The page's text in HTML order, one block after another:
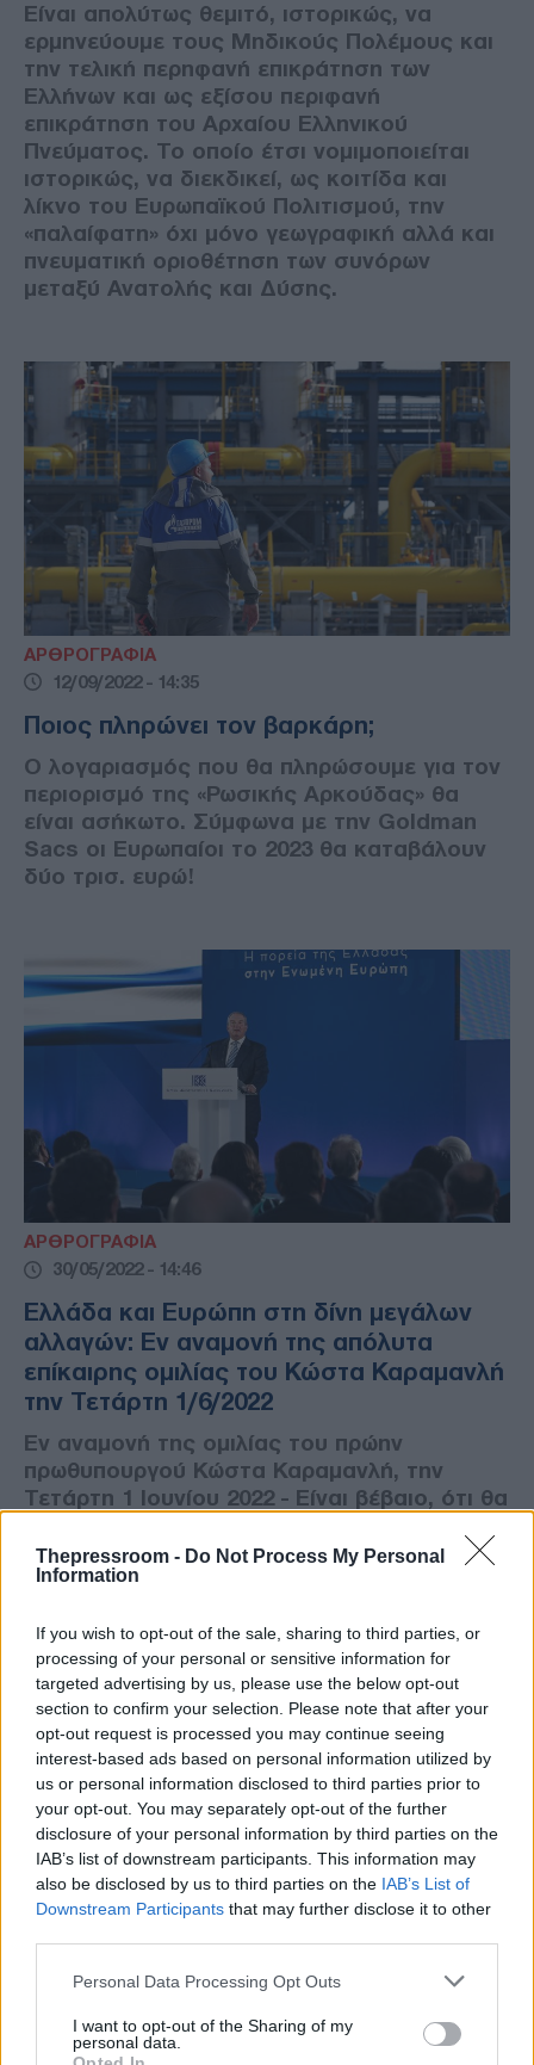
Thepressroom - Do Not Process My Personal
Information
If you wish to opt-out of the sale, sharing to third parties, or
processing of your personal or sensitive information for
targeted advertising by us, please use the below opt-out
section to confirm your selection. Please note that after your
opt-out request is processed you may continue seeing
interest-based ads based on personal information utilized by
us or personal information disclosed to third parties prior to
your opt-out. You may separately opt-out of the further
disclosure of your personal information by third parties on the
IAB’s list of downstream participants. This information may
also be disclosed by us to third parties on the IAB’s List of
Downstream Participants that may further disclose it to other
Please note that this website/app uses one or more Google
not limited to your visit or usage behaviour. You may click to
grant or deny consent to Google and its third-party tags to
Personal Data Processing Opt Outs
I want to opt-out of the Sharing of my
personal data.
Είναι απολύτως θεμιτό, ιστορικώς, να
ερμηνεύουμε τους Μηδικούς Πολέμους και
την τελική περηφανή επικράτηση των
Ελλήνων και ως εξίσου περιφανή
επικράτηση του Αρχαίου Ελληνικού
Πνεύματος. Το οποίο έτσι νομιμοποιείται
ιστορικώς, να διεκδικεί, ως κοιτίδα και
λίκνο του Ευρωπαϊκού Πολιτισμού, την
«παλαίφατη» όχι μόνο γεωγραφική αλλά και
πνευματική οριοθέτηση των συνόρων
μεταξύ Ανατολής και Δύσης.
ΑΡΘΡΟΓΡΑΦΙΑ
12/09/2022 - 14:35
Ποιος πληρώνει τον βαρκάρη;
Ο λογαριασμός που θα πληρώσουμε για τον
περιορισμό της «Ρωσικής Αρκούδας» θα
είναι ασήκωτο. Σύμφωνα με την Goldman
Sacs οι Ευρωπαίοι το 2023 θα καταβάλουν
δύο τρισ. ευρώ!
ΑΡΘΡΟΓΡΑΦΙΑ
30/05/2022 - 14:46
Ελλάδα και Ευρώπη στη δίνη μεγάλων
αλλαγών: Εν αναμονή της απόλυτα
επίκαιρης ομιλίας του Κώστα Καραμανλή
την Τετάρτη 1/6/2022
Εν αναμονή της ομιλίας του πρώην
πρωθυπουργού Κώστα Καραμανλή, την
Τετάρτη 1 Ιουνίου 2022 - Είναι βέβαιο, ότι θα
επιχειρημάτων, απέχοντας από φόβο και
πάθος
ΑΡΘΡΟΓΡΑΦΙΑ
30/05/2022 - 01:15
Οι μειοψηφίες που θέλουν να
μετατρέψουν τα Ελληνικά Πανεπιστήμια